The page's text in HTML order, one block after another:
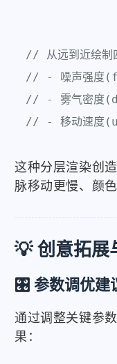
// 从远到近绘制
// - 噪声强度(f
// - 雾气密度
// - 移动速度
这种分层渲染创
脉移动更慢、颜
💡 创意拓展
🎛️ 参数调优建
通过调整关键参
果：